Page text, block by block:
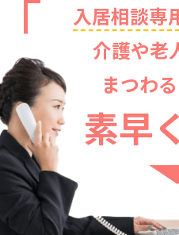
入居相談専
介護や老
まつわ
素早